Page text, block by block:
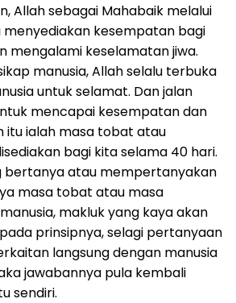
Allah sebagai Mahabaik melalui
menyediakan kesempatan bagi
mengalami keselamatan jiwa.
manusia, Allah selalu terbuka
untuk selamat. Dan jalan
mencapai kesempatan dan
itu ialah masa tobat atau
bagi kita selama 40 hari.
bertanya atau mempertanyakan
masa tobat atau masa
makluk yang kaya akan
prinsipnya, selagi pertanyaan
langsung dengan manusia
jawabannya pula kembali
sendiri.